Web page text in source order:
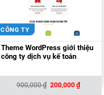
CÔNG TY
Theme WordPress giới thiệu
công ty dịch vụ kế toán
900,000₫ Giá
200,000₫Giá
hiện